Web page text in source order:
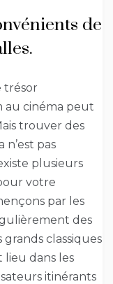
de
trésor
au cinéma peut
trouver des
pas
plusieurs
votre
par les
des
classiques
lieu dans les
itinérants